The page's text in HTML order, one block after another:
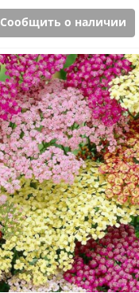
Сообщить о наличии